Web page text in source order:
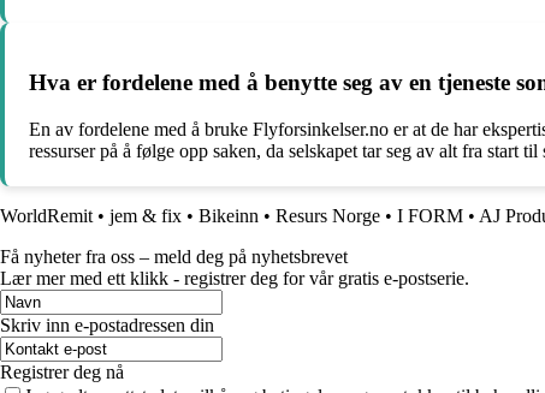
Hva er fordelene med å benytte seg av en tjeneste
En av fordelene med å bruke Flyforsinkelser.no er at de har
ressurser på å følge opp saken, da selskapet tar seg av alt fra start til
WorldRemit • jem & fix • Bikeinn • Resurs Norge • I FORM • AJ
Få nyheter fra oss – meld deg på nyhetsbrevet
Lær mer med ett klikk - registrer deg for vår gratis e-postserie.
Skriv inn e-postadressen din
Registrer deg nå